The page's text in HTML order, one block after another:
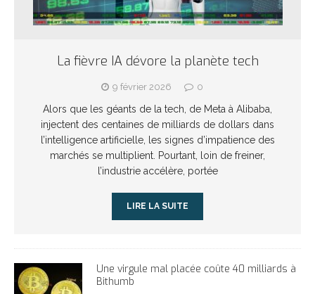
La fièvre IA dévore la planète tech
9 février 2026 0
Alors que les géants de la tech, de Meta à Alibaba,
injectent des centaines de milliards de dollars dans
l’intelligence artificielle, les signes d’impatience des
marchés se multiplient. Pourtant, loin de freiner,
l’industrie accélère, portée
LIRE LA SUITE
Une virgule mal placée coûte 40 milliards à
Bithumb